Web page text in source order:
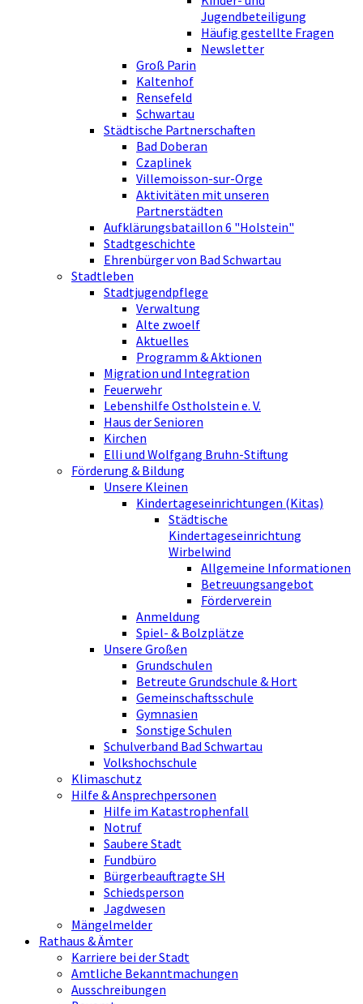
Jugendbeteiligung
Häufig gestellte Fragen
Newsletter
Groß Parin
Kaltenhof
Rensefeld
Schwartau
Städtische Partnerschaften
Bad Doberan
Czaplinek
Villemoisson-sur-Orge
Aktivitäten mit unseren
Partnerstädten
Aufklärungsbataillon 6 "Holstein"
Stadtgeschichte
Ehrenbürger von Bad Schwartau
Stadtleben
Stadtjugendpflege
Verwaltung
Alte zwoelf
Aktuelles
Programm & Aktionen
Migration und Integration
Feuerwehr
Lebenshilfe Ostholstein e. V.
Haus der Senioren
Kirchen
Elli und Wolfgang Bruhn-Stiftung
Förderung & Bildung
Unsere Kleinen
Kindertageseinrichtungen (Kitas)
Städtische
Kindertageseinrichtung
Wirbelwind
Allgemeine Informationen
Betreuungsangebot
Förderverein
Anmeldung
Spiel- & Bolzplätze
Unsere Großen
Grundschulen
Betreute Grundschule & Hort
Gemeinschaftsschule
Gymnasien
Sonstige Schulen
Schulverband Bad Schwartau
Volkshochschule
Klimaschutz
Hilfe & Ansprechpersonen
Hilfe im Katastrophenfall
Notruf
Saubere Stadt
Fundbüro
Bürgerbeauftragte SH
Schiedsperson
Jagdwesen
Mängelmelder
Rathaus & Ämter
Karriere bei der Stadt
Amtliche Bekanntmachungen
Ausschreibungen